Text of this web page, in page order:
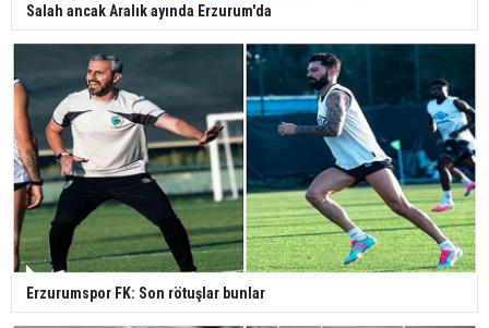
Salah ancak Aralık ayında Erzurum'da
Erzurumspor FK: Son rötuşlar bunlar